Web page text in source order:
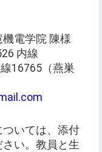
電学院 陳様
内線
16765（燕巣
いては、添付
い。教員と生